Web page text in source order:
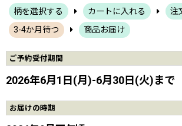
柄を選択する カートに入れる
注
3-4か月待つ
商品お届け
ご予約受付期間
2026年6月1日(月)-6月30日(火)まで
お届けの時期